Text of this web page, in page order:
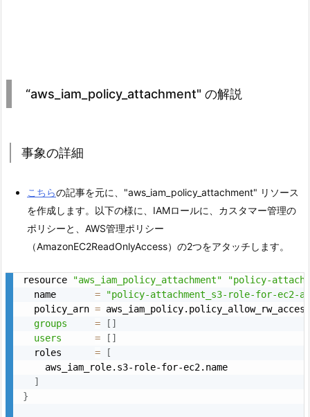
“aws_iam_policy_attachment" の解説
事象の詳細
こちらの記事を元に、"aws_iam_policy_attachment" リソース
を作成します。以下の様に、IAMロールに、カスタマー管理の
ポリシーと、AWS管理ポリシー
（AmazonEC2ReadOnlyAccess）の2つをアタッチします。
resource "aws_iam_policy_attachment"
"policy-
  name
=
"policy-attachment_s3-role-for-ec2-
  policy_arn
=
groups
= [ ]
users
= [ ]
  roles
=
[
    aws_iam_role.s3-role-for-ec2.name
]
}